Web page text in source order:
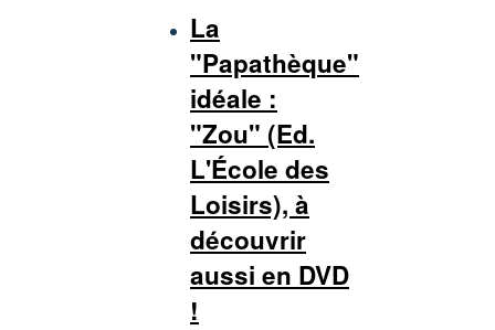
La
"Papathèque"
idéale :
"Zou" (Ed.
L'École des
Loisirs), à
découvrir
aussi en DVD
!